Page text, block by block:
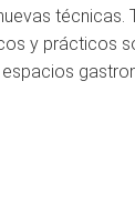
técnicas.
y prácticos